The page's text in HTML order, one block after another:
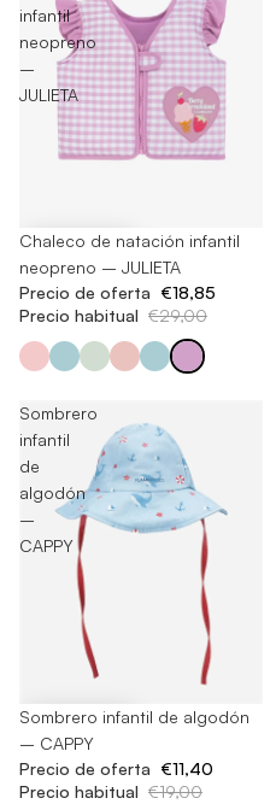
infantil
neopreno
–
JULIETA
-35%
Chaleco de natación infantil
neopreno – JULIETA
Precio de oferta €18,85
Precio habitual €29,00
Sombrero
infantil
de
algodón
–
CAPPY
-40%
Sombrero infantil de algodón
– CAPPY
Precio de oferta €11,40
Precio habitual €19,00